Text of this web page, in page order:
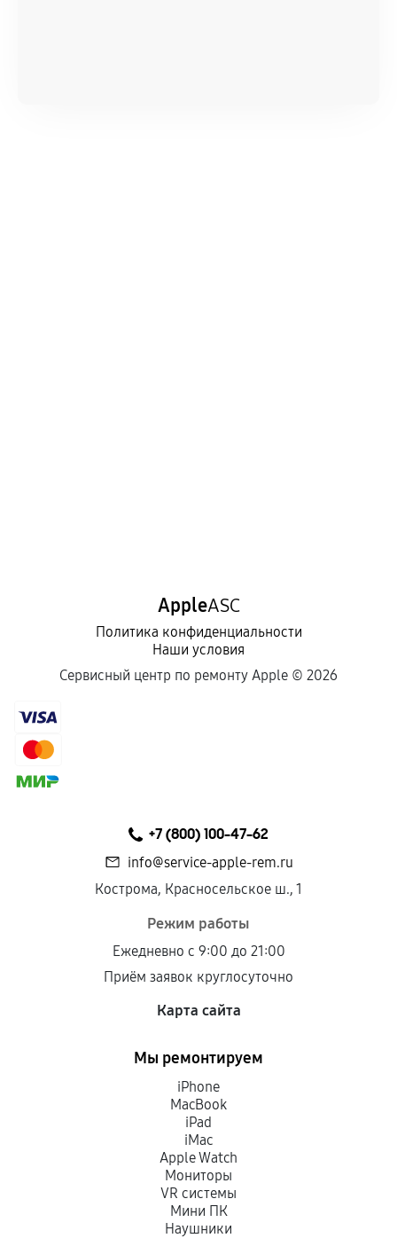
AppleASC
Политика конфиденциальности
Наши условия
Сервисный центр по ремонту Apple © 2026
+7 (800) 100-47-62
info@service-apple-rem.ru
Кострома, Красносельское ш., 1
Режим работы
Ежедневно с 9:00 до 21:00
Приём заявок круглосуточно
Карта сайта
Мы ремонтируем
iPhone
MacBook
iPad
iMac
Apple Watch
Мониторы
VR системы
Мини ПК
Наушники